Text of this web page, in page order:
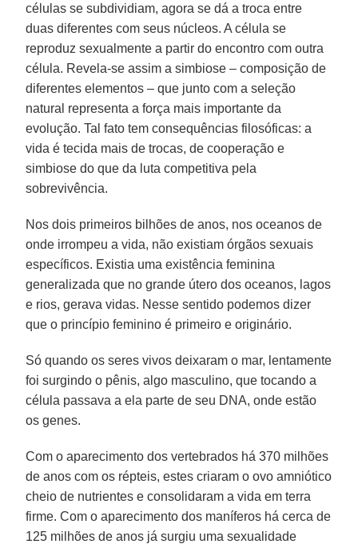
células se subdividiam, agora se dá a troca entre
duas diferentes com seus núcleos. A célula se
reproduz sexualmente a partir do encontro com outra
célula. Revela-se assim a simbiose – composição de
diferentes elementos – que junto com a seleção
natural representa a força mais importante da
evolução. Tal fato tem consequências filosóficas: a
vida é tecida mais de trocas, de cooperação e
simbiose do que da luta competitiva pela
sobrevivência.
Nos dois primeiros bilhões de anos, nos oceanos de
onde irrompeu a vida, não existiam órgãos sexuais
específicos. Existia uma existência feminina
generalizada que no grande útero dos oceanos, lagos
e rios, gerava vidas. Nesse sentido podemos dizer
que o princípio feminino é primeiro e originário.
Só quando os seres vivos deixaram o mar, lentamente
foi surgindo o pênis, algo masculino, que tocando a
célula passava a ela parte de seu DNA, onde estão
os genes.
Com o aparecimento dos vertebrados há 370 milhões
de anos com os répteis, estes criaram o ovo amniótico
cheio de nutrientes e consolidaram a vida em terra
firme. Com o aparecimento dos maníferos há cerca de
125 milhões de anos já surgiu uma sexualidade